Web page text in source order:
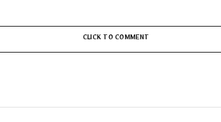
CLICK TO COMMENT